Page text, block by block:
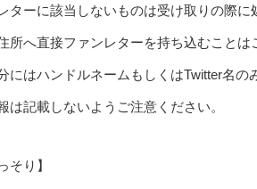
ーに該当しないものは受け取りの際に
へ直接ファンレターを持ち込むことは
はハンドルネームもしくはTwitter名の
記載しないようご注意ください。
そり】